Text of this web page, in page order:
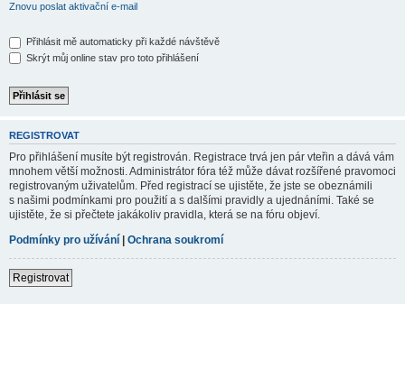
Znovu poslat aktivační e-mail
Přihlásit mě automaticky při každé návštěvě
Skrýt můj online stav pro toto přihlášení
REGISTROVAT
Pro přihlášení musíte být registrován. Registrace trvá jen pár vteřin a dává vám
mnohem větší možnosti. Administrátor fóra též může dávat rozšířené pravomoci
registrovaným uživatelům. Před registrací se ujistěte, že jste se obeznámili
s našimi podmínkami pro použití a s dalšími pravidly a ujednáními. Také se
ujistěte, že si přečtete jakákoliv pravidla, která se na fóru objeví.
Podmínky pro užívání | Ochrana soukromí
Registrovat